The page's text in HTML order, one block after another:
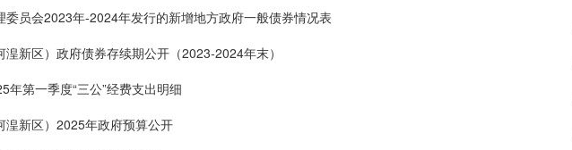
委员会2023年-2024年发行的新增地方政府一般债券情况表
新区）政府债券存续期公开（2023-2024年末）
年第一季度“三公”经费支出明细
湟新区）2025年政府预算公开